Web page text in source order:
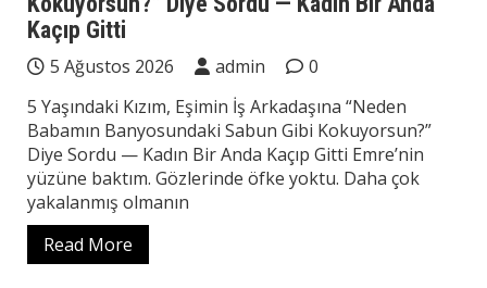
Kaçıp Gitti
5 Ağustos 2026 admin
0
5 Yaşındaki Kızım, Eşimin İş Arkadaşına “Neden
Babamın Banyosundaki Sabun Gibi Kokuyorsun?”
Diye Sordu — Kadın Bir Anda Kaçıp Gitti Emre’nin
yüzüne baktım. Gözlerinde öfke yoktu. Daha çok
yakalanmış olmanın
Read More